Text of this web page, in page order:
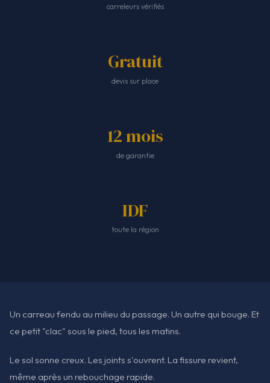
carreleurs vérifiés
Gratuit
devis sur place
12 mois
de garantie
IDF
toute la région
Un carreau fendu au milieu du passage. Un autre qui bouge. Et
ce petit "clac" sous le pied, tous les matins.
Le sol sonne creux. Les joints s'ouvrent. La fissure revient,
même après un rebouchage rapide.